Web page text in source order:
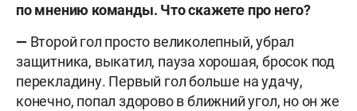
по мнению команды. Что скажете про него?
— Второй гол просто великолепный, убрал
защитника, выкатил, пауза хорошая, бросок под
перекладину. Первый гол больше на удачу,
конечно, попал здорово в ближний угол, но он же